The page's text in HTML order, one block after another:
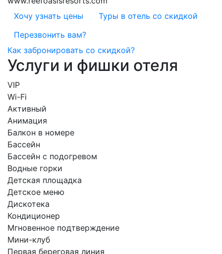
Хочу узнать цены
Туры в отель со скидкой
Перезвонить вам?
Как забронировать со скидкой?
Услуги и фишки отеля
VIP
Wi-Fi
Активный
Анимация
Балкон в номере
Бассейн
Бассейн с подогревом
Водные горки
Детская площадка
Детское меню
Дискотека
Кондиционер
Мгновенное подтверждение
Мини-клуб
Первая береговая линия